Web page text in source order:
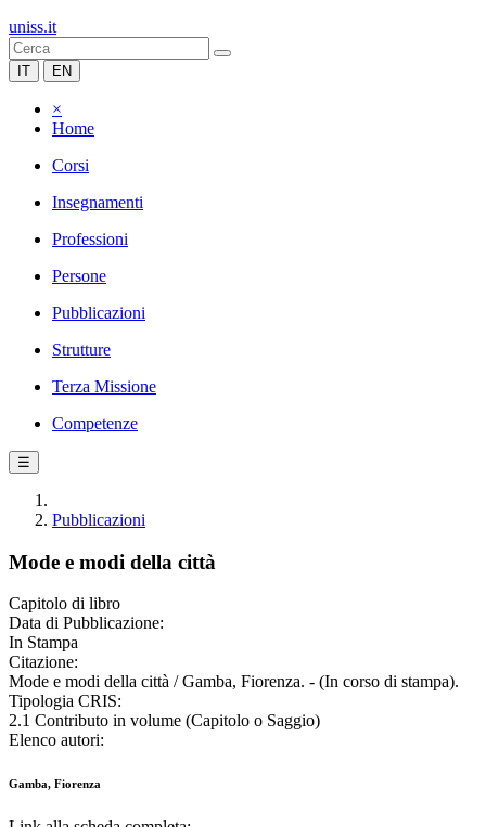
uniss.it
IT EN
×
Home
Corsi
Insegnamenti
Professioni
Persone
Pubblicazioni
Strutture
Terza Missione
Competenze
☰
Pubblicazioni
Mode e modi della città
Capitolo di libro
Data di Pubblicazione:
In Stampa
Citazione:
Mode e modi della città / Gamba, Fiorenza. - (In corso di stampa).
Tipologia CRIS:
2.1 Contributo in volume (Capitolo o Saggio)
Elenco autori:
Gamba, Fiorenza